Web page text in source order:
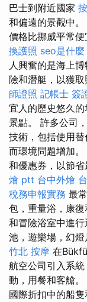
巴士到附近國家
和偏遠的景觀中
價格比挪威平常便
換護照 seo是什麼
人興奮的是海上
險和潛艇，以獲
師證照 記帳士 簽
宜人的歷史悠久
景點。 許多公司
技術，包括使用替
而環境問題增加
和優惠券，以節
燴 ptt 台中外燴
稅務申報實務 最
包，重量浴，康復
和冒險浴室中進行
池，遊樂場，幻燈
竹北 按摩 在
航空公司引入系
動，用餐和客艙。
國際折扣中的船隻